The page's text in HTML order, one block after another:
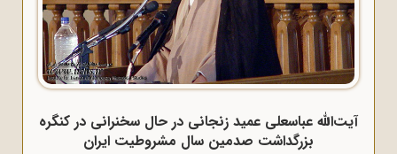
آیت‌الله عباسعلی عمید زنجانی در حال سخنرانی در کنگره
بزرگداشت صدمین سال مشروطیت ایران